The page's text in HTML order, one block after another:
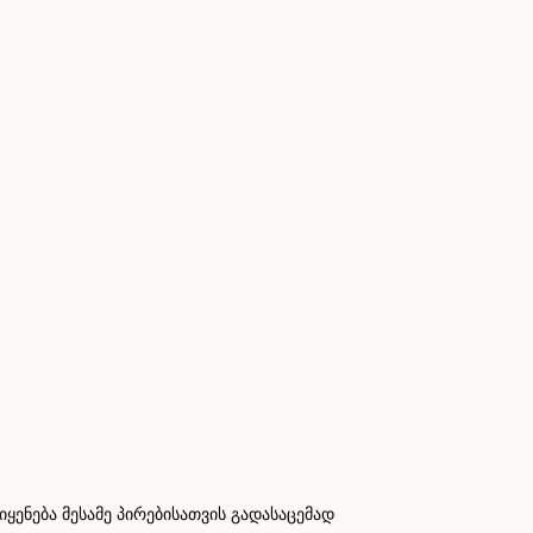
მესამე პირებისათვის გადასაცემად